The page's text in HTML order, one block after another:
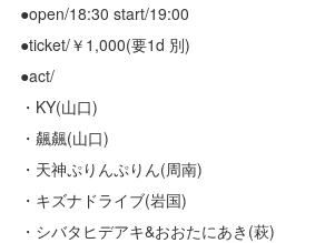
●open/18:30 start/19:00
●ticket/￥1,000(要1d 別)
●act/
・KY(山口)
・飆飆(山口)
・天神ぷりんぷりん(周南)
・キズナドライブ(岩国)
・シバタヒデアキ&おおたにあき(萩)